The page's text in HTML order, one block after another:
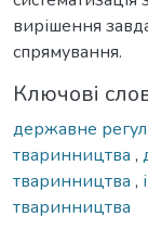
вирішення
спрямування.
Ключові
державне
тваринництва ,
тваринництва ,
тваринництва